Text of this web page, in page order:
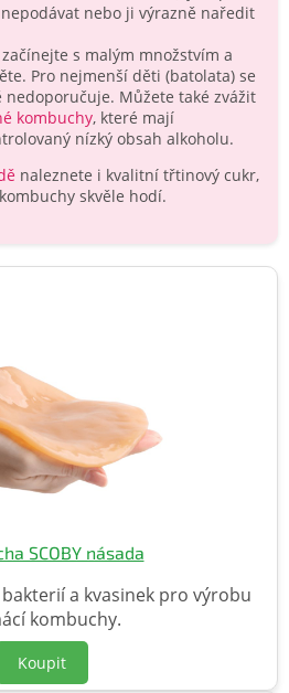
nebo ji výrazně naředit
začínejte s malým množstvím a
Pro nejmenší děti (batolata) se
nedoporučuje. Můžete také zvážit
kombuchy, které mají
nízký obsah alkoholu.
naleznete i kvalitní třtinový cukr,
skvěle hodí.
SCOBY násada
a kvasinek pro výrobu
kombuchy.
Koupit